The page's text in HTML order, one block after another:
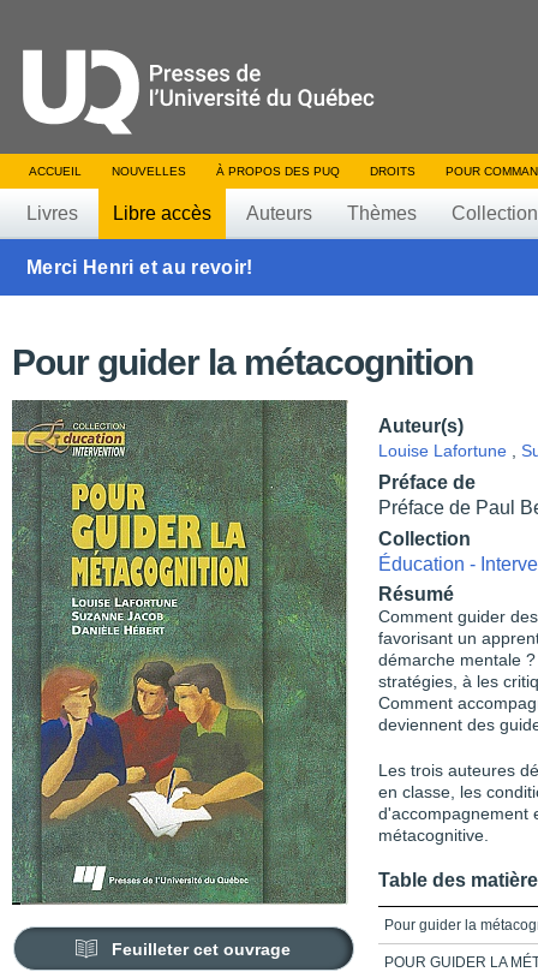
ACCUEIL NOUVELLES À PROPOS DES PUQ DROITS POUR
Livres Libre accès Auteurs Thèmes
Merci Henri et au revoir!
Pour guider la métacognition
Feuilleter cet ouvrage
Auteur(s)
Louise Lafortune
Préface de
Préface de Paul
Collection
Éducation -
Résumé
Comment guider
favorisant un
démarche mentale
stratégies, à les
Comment
deviennent des
Les trois auteures
en classe, les
d'accompagnement
métacognitive.
Table des
Pour guider la
POUR GUIDER LA